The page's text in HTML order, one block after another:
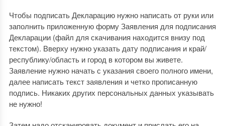
Чтобы подписать Декларацию нужно написать от руки или
заполнить приложенную форму Заявления для подписания
Декларации (файл для скачивания находится внизу под
текстом). Вверху нужно указать дату подписания и край/
республику/область и город в котором вы живете.
Заявление нужно начать с указания своего полного имени,
далее написать текст заявления и четко прописанную
подпись. Никаких других персональных данных указывать
не нужно!